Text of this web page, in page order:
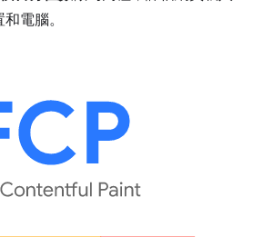
電腦。